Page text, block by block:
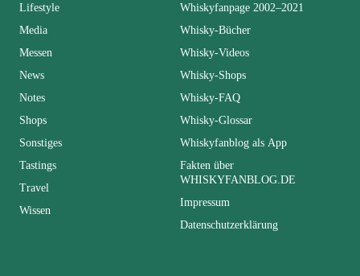
Lifestyle
Media
Messen
News
Notes
Shops
Sonstiges
Tastings
Travel
Wissen
Whiskyfanpage 2002–2021
Whisky-Bücher
Whisky-Videos
Whisky-Shops
Whisky-FAQ
Whisky-Glossar
Whiskyfanblog als App
Fakten über
WHISKYFANBLOG.DE
Impressum
Datenschutzerklärung